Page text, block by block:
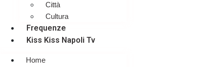
Città
Cultura
Frequenze
Kiss Kiss Napoli Tv
Home